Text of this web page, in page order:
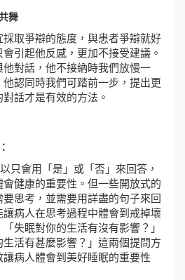
舞
取爭辯的態度，與患者爭辯就好
引起他反感，更加不接受建議。
對話，他不接納時我們放慢一
認同時我們可踏前一步，提出更
話才是有效的方法。
會用「是」或「否」來回答，
健康的重要性。但一些開放式的
思考，並需要用詳盡的句子來回
病人在思考過程中體會到戒掉壞
失眠對你的生活有沒有影響？」
活有甚麼影響？」這兩個提問方
病人體會到美好睡眠的重要性